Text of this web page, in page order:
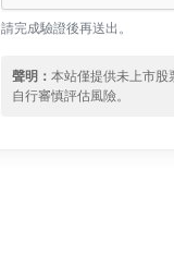
請完成驗證後再送出。
聲明：本站僅提供未上市股
自行審慎評估風險。